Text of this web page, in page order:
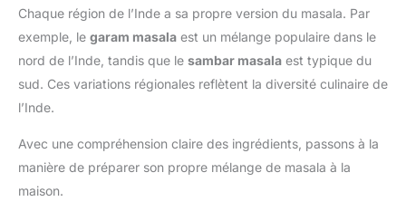
Chaque région de l’Inde a sa propre version du masala. Par
exemple, le garam masala est un mélange populaire dans le
nord de l’Inde, tandis que le sambar masala est typique du
sud. Ces variations régionales reflètent la diversité culinaire de
l’Inde.
Avec une compréhension claire des ingrédients, passons à la
manière de préparer son propre mélange de masala à la
maison.